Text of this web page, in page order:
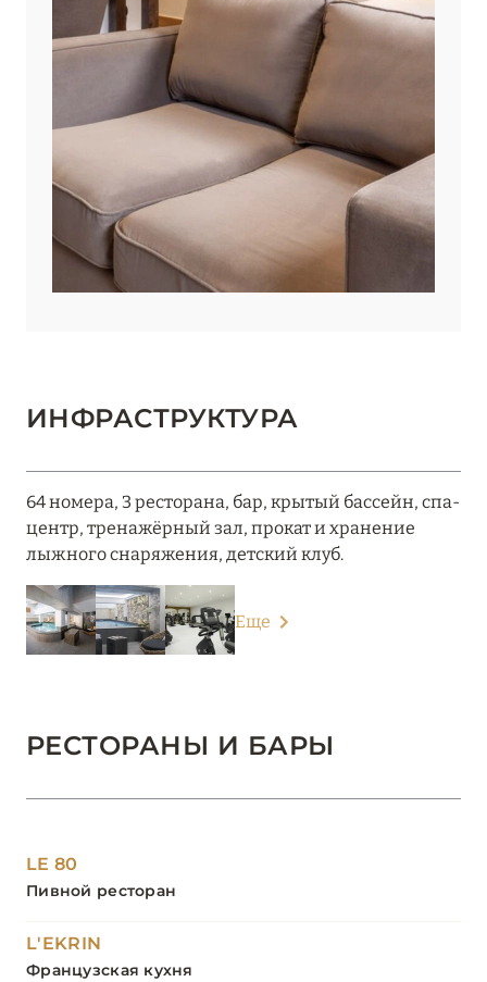
ИНФРАСТРУКТУРА
64 номера, 3 ресторана, бар, крытый бассейн, спа-
центр, тренажёрный зал, прокат и хранение
лыжного снаряжения, детский клуб.
Еще
РЕСТОРАНЫ И БАРЫ
LE 80
Пивной ресторан
L'EKRIN
Французская кухня